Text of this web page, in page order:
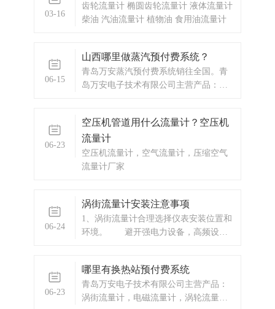
度;另有一点，那就是装置的偏向错误。
03-16
齿轮流量计 椭圆齿轮流量计 液体流量计
柴油 汽油流量计 植物油 食用油流量计
06-15
山西哪里做蒸汽预付费系统？
青岛万安蒸汽预付费系统销往全国。青
岛万安电子技术有限公司主营产品：涡
预付费系统，显示仪表，热量表，差压
式仪表，分析仪器，水质监测设备，压
力仪表等，以及承接电气自动化项目。
欢迎来电
06-23
空压机管道用什么流量计？空压机
流量计
空压机流量计，空气流量计，压缩空气
流量计厂家
06-24
涡街流量计安装注意事项
1、涡街流量计合理选择仪表安装位置和
环境。 避开强电力设备，高频设
腐蚀 环境。2、涡街流量计上下要有必
要的直管段。 若传感器设备点的上
游在同一平面上有二个90。弯头，则：
06-23
哪里有换热站预付费系统
青岛万安电子技术有限公司主营产品：
涡街流量计，电磁流量计，涡轮流量